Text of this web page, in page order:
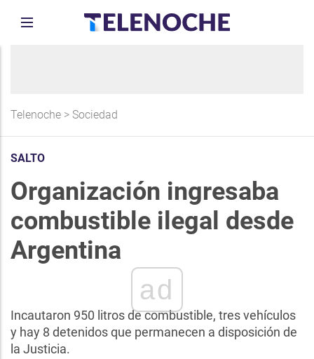
Telenoche > Sociedad
SALTO
Organización ingresaba
combustible ilegal desde
Argentina
ad
Incautaron 950 litros de combustible, tres vehículos
y hay 8 detenidos que permanecen a disposición de
la Justicia.